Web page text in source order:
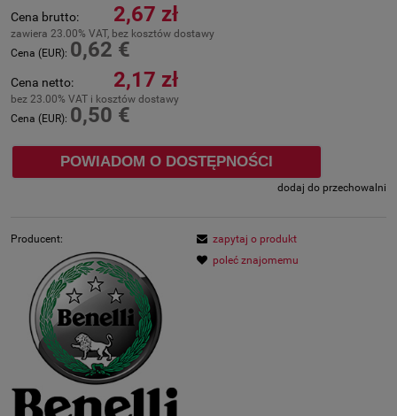
Cena brutto: 2,67 zł
zawiera 23.00% VAT, bez kosztów dostawy
Cena (EUR): 0,62 €
Cena netto: 2,17 zł
bez 23.00% VAT i kosztów dostawy
Cena (EUR): 0,50 €
POWIADOM O DOSTĘPNOŚCI
dodaj do przechowalni
Producent:
zapytaj o produkt
poleć znajomemu